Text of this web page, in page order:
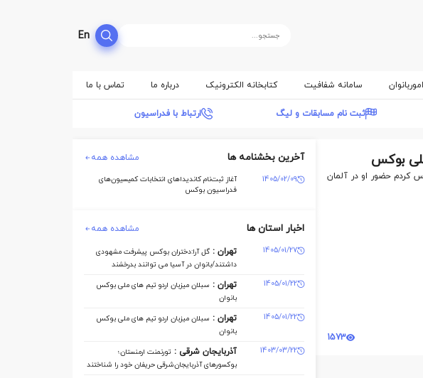
En
اموربانوان سامانه شفافیت کتابخانه الکترونیک درباره ما تماس با ما
ثبت نام مسابقات و لیگ ارتباط با فدراسیون
بوکس
کردم حضور او در آلمان
1573
آخرین بخشنامه ها مشاهده همه
1405/02/09
آغاز ثبت‌نام کاندیداهای انتخابات کمیسیون‌های
فدراسیون بوکس
اخبار استان ها مشاهده همه
1405/01/27 تهران :گل آرا:دختران بوکس پیشرفت مشهودی
داشتند/بانوان در آسیا می توانند بدرخشند
1405/01/22
تهران : سبلان میزبان اردو تیم های ملی بوکس
بانوان
1405/01/22
تهران : سبلان میزبان اردو تیم های ملی بوکس
بانوان
1403/03/22
آذربایجان شرقی :تورنمنت ارمنستان؛
بوکسورهای آذربایجان‌شرقی حریفان خود را شناختند